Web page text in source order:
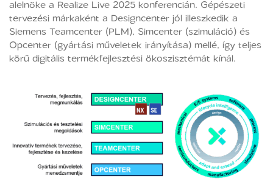
alelnöke a Realize Live 2025 konferencián. Gépészeti
tervezési márkaként a Designcenter jól illeszkedik a
Siemens Teamcenter (PLM), Simcenter (szimuláció) és
Opcenter (gyártási műveletek irányítása) mellé, így teljes
körű digitális termékfejlesztési ökoszisztémát kínál.